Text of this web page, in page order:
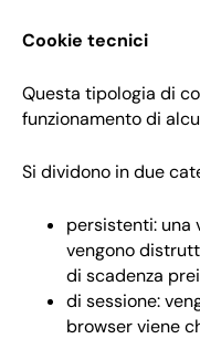
Cookie tecnici
Questa tipologia di
funzionamento di
Si dividono in due
persistenti: una
vengono
di scadenza
di sessione:
browser viene